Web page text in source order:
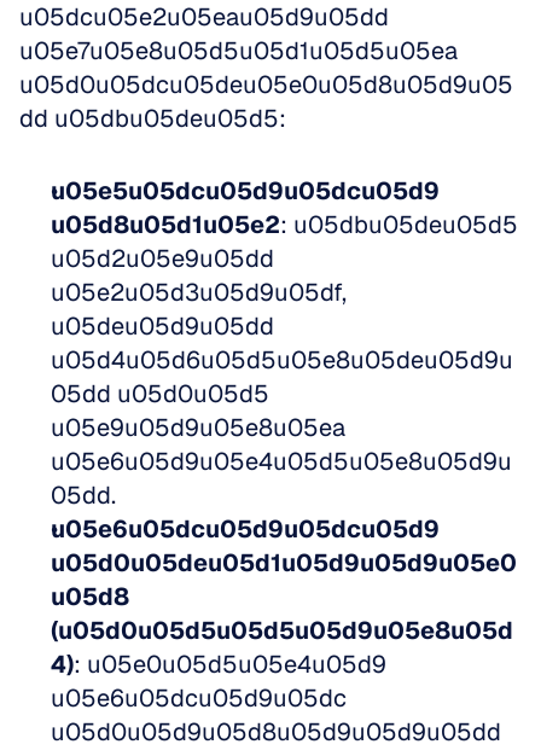
u05dcu05e2u05eau05d9u05dd
u05e7u05e8u05d5u05d1u05d5u05ea
u05d0u05dcu05deu05e0u05d8u05d9u05
dd u05dbu05deu05d5:
u05e5u05dcu05d9u05dcu05d9
u05d8u05d1u05e2: u05dbu05deu05d5
u05d2u05e9u05dd
u05e2u05d3u05d9u05df,
u05deu05d9u05dd
u05d4u05d6u05d5u05e8u05deu05d9u
05dd u05d0u05d5
u05e9u05d9u05e8u05ea
u05e6u05d9u05e4u05d5u05e8u05d9u
05dd.
u05e6u05dcu05d9u05dcu05d9
u05d0u05deu05d1u05d9u05d9u05e0
u05d8
(u05d0u05d5u05d5u05d9u05e8u05d
4): u05e0u05d5u05e4u05d9
u05e6u05dcu05d9u05dc
u05d0u05d9u05d8u05d9u05d9u05dd